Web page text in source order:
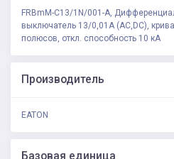
FRBmM-C13/1N/001-A,
выключатель 13/0,01А (AC,DC),
полюсов, откл. способность 10 кА
Производитель
EATON
Базовая единица